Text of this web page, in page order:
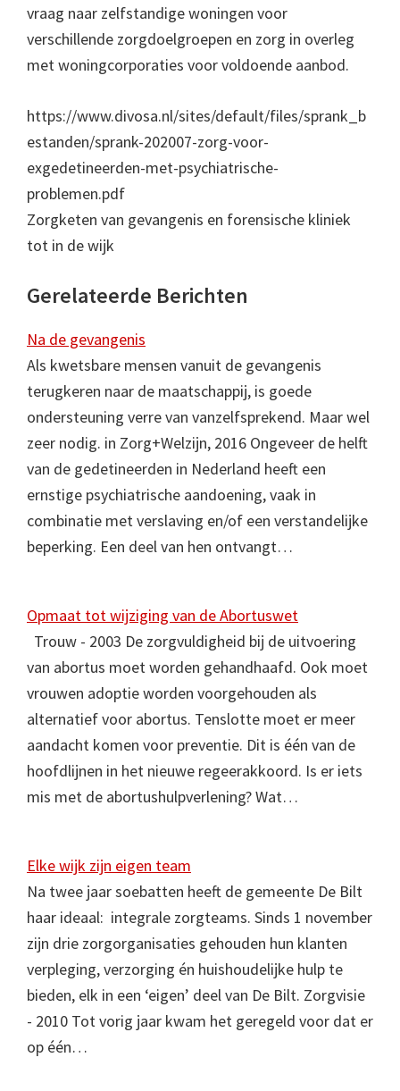
vraag naar zelfstandige woningen voor
verschillende zorgdoelgroepen en zorg in overleg
met woningcorporaties voor voldoende aanbod.
https://www.divosa.nl/sites/default/files/sprank_b
estanden/sprank-202007-zorg-voor-
exgedetineerden-met-psychiatrische-
problemen.pdf
Zorgketen van gevangenis en forensische kliniek
tot in de wijk
Gerelateerde Berichten
Na de gevangenis
Als kwetsbare mensen vanuit de gevangenis
terugkeren naar de maatschappij, is goede
ondersteuning verre van vanzelfsprekend. Maar wel
zeer nodig. in Zorg+Welzijn, 2016 Ongeveer de helft
van de gedetineerden in Nederland heeft een
ernstige psychiatrische aandoening, vaak in
combinatie met verslaving en/of een verstandelijke
beperking. Een deel van hen ontvangt…
Opmaat tot wijziging van de Abortuswet
Trouw - 2003 De zorgvuldigheid bij de uitvoering
van abortus moet worden gehandhaafd. Ook moet
vrouwen adoptie worden voorgehouden als
alternatief voor abortus. Tenslotte moet er meer
aandacht komen voor preventie. Dit is één van de
hoofdlijnen in het nieuwe regeerakkoord. Is er iets
mis met de abortushulpverlening? Wat…
Elke wijk zijn eigen team
Na twee jaar soebatten heeft de gemeente De Bilt
haar ideaal: integrale zorgteams. Sinds 1 november
zijn drie zorgorganisaties gehouden hun klanten
verpleging, verzorging én huishoudelijke hulp te
bieden, elk in een ‘eigen’ deel van De Bilt. Zorgvisie
- 2010 Tot vorig jaar kwam het geregeld voor dat er
op één…